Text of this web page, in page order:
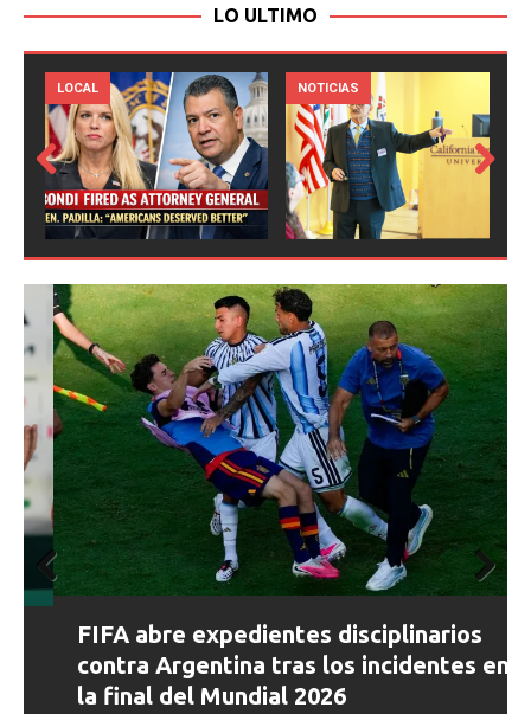
LO ULTIMO
LOCAL NOTICIAS
Prev
ious
FIFA abre expedientes disciplinarios
contra Argentina tras los incidentes en
la final del Mundial 2026
Prev